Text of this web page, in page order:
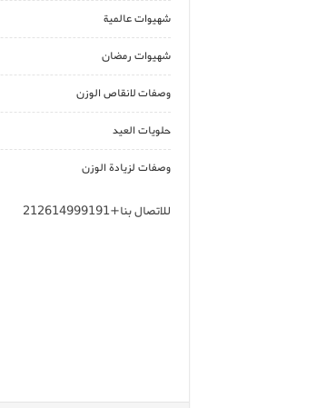
شهيوات عالمية
شهيوات رمضان
وصفات لانقاص الوزن
حلويات العيد
وصفات لزيادة الوزن
للاتصال بنا+212614999191